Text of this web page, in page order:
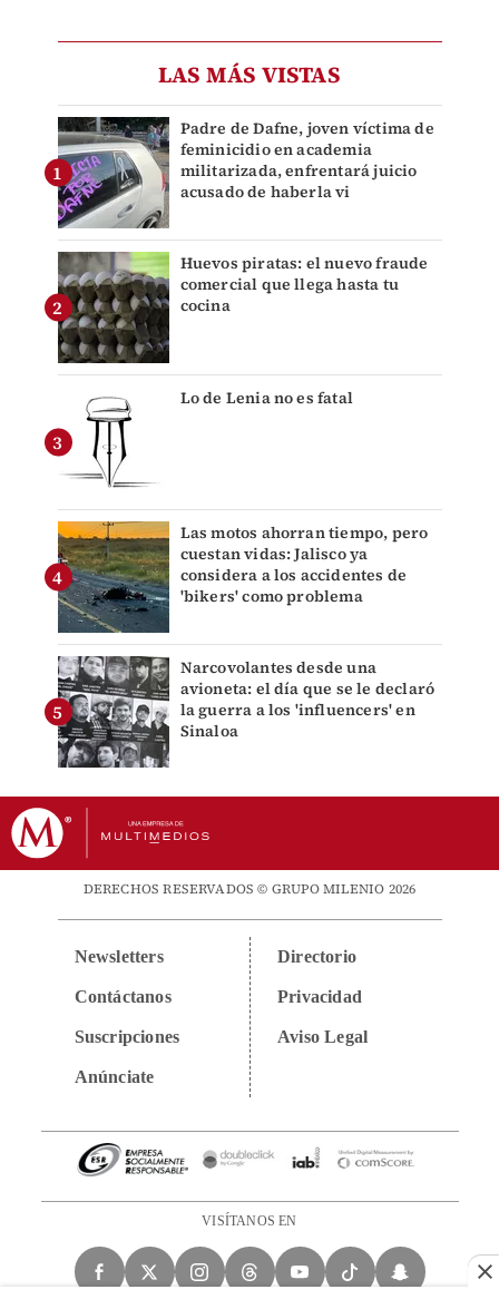
LAS MÁS VISTAS
Padre de Dafne, joven víctima de
feminicidio en academia
militarizada, enfrentará juicio
acusado de haberla vi
Huevos piratas: el nuevo fraude
comercial que llega hasta tu
cocina
Lo de Lenia no es fatal
Las motos ahorran tiempo, pero
cuestan vidas: Jalisco ya
considera a los accidentes de
'bikers' como problema
Narcovolantes desde una
avioneta: el día que se le declaró
la guerra a los 'influencers' en
Sinaloa
DERECHOS RESERVADOS © GRUPO MILENIO 2026
Newsletters
Contáctanos
Suscripciones
Anúnciate
Directorio
Privacidad
Aviso Legal
VISÍTANOS EN